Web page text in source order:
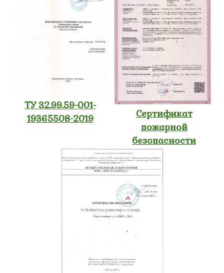
ТУ 32.99.59-001-
19365508-2019
Сертификат
пожарной
безопасности